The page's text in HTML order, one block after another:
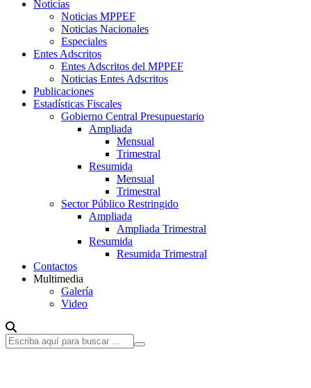
Noticias
Noticias MPPEF
Noticias Nacionales
Especiales
Entes Adscritos
Entes Adscritos del MPPEF
Noticias Entes Adscritos
Publicaciones
Estadísticas Fiscales
Gobierno Central Presupuestario
Ampliada
Mensual
Trimestral
Resumida
Mensual
Trimestral
Sector Público Restringido
Ampliada
Ampliada Trimestral
Resumida
Resumida Trimestral
Contactos
Multimedia
Galería
Video